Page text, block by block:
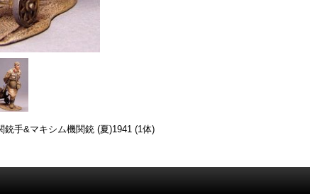
銃手&マキシム機関銃 (夏)1941 (1体)